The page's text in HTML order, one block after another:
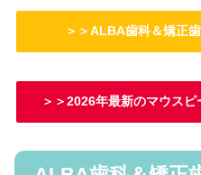
＞＞ALBA歯科＆矯正
＞＞2026年最新のマウス